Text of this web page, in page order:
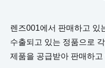
렌즈001에서 판매하고 있
수출되고 있는 정품으로
제품을 공급받아 판매하고